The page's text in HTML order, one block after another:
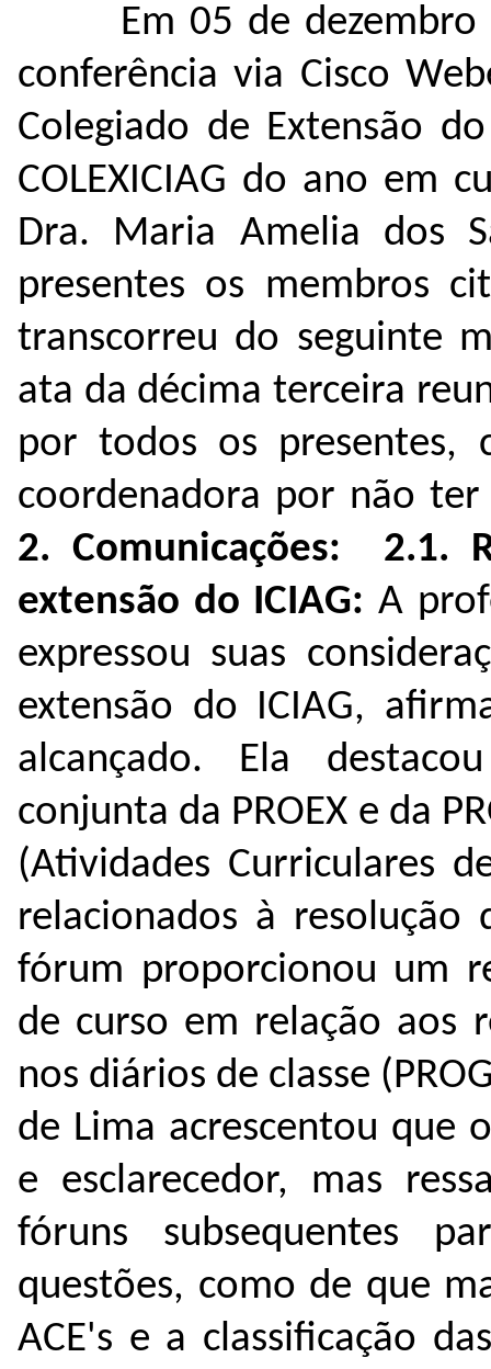
Em 05 de
conferência via Cisco
Colegiado de Extensão
COLEXICIAG do ano em
Dra. Maria Amelia dos
presentes os membros
transcorreu do seguinte
ata da décima terceira
por todos os presentes,
coordenadora por não
2. Comunicações:
2.1.
extensão do ICIAG: A
expressou suas
extensão do ICIAG,
alcançado. Ela
conjunta da PROEX e da
(Atividades Curriculares
relacionados à resolução
fórum proporcionou um
de curso em relação aos
nos diários de classe
de Lima acrescentou que
e esclarecedor, mas
fóruns subsequentes
questões, como de que
ACE's e a classificação